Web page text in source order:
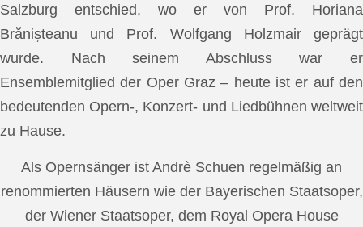
Salzburg entschied, wo er von Prof. Horiana
Brănișteanu und Prof. Wolfgang Holzmair geprägt
wurde. Nach seinem Abschluss war er
Ensemblemitglied der Oper Graz – heute ist er auf den
bedeutenden Opern-, Konzert- und Liedbühnen weltweit
zu Hause.
Als Opernsänger ist Andrè Schuen regelmäßig an
renommierten Häusern wie der Bayerischen Staatsoper,
der Wiener Staatsoper, dem Royal Opera House